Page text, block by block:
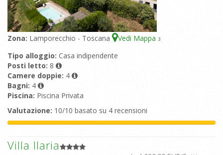
Zona: Lamporecchio - Toscana Vedi Mappa 3
Tipo alloggio: Casa indipendente
Posti letto: 8
Camere doppie: 4
Bagni: 4
Piscina: Piscina Privata
Valutazione: 10/10 basato su 4 recensioni
Villa Ilaria